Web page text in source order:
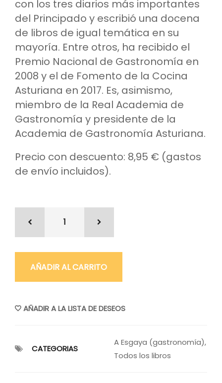
con los tres diarios más importantes
del Principado y escribió una docena
de libros de igual temática en su
mayoría. Entre otros, ha recibido el
Premio Nacional de Gastronomía en
2008 y el de Fomento de la Cocina
Asturiana en 2017. Es, asimismo,
miembro de la Real Academia de
Gastronomía y presidente de la
Academia de Gastronomía Asturiana.
Precio con descuento: 8,95 € (gastos
de envío incluidos).
AÑADIR AL CARRITO
AÑADIR A LA LISTA DE DESEOS
CATEGORIAS
A Esgaya (gastronomía),
Todos los libros